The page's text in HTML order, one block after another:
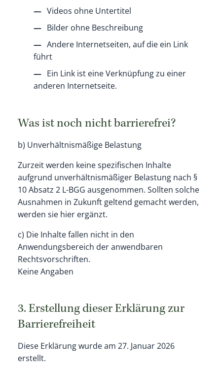
Videos ohne Untertitel
Bilder ohne Beschreibung
Andere Internetseiten, auf die ein Link
führt
Ein Link ist eine Verknüpfung zu einer
anderen Internetseite.
Was ist noch nicht barrierefrei?
b) Unverhältnismäßige Belastung
Zurzeit werden keine spezifischen Inhalte
aufgrund unverhältnismäßiger Belastung nach §
10 Absatz 2 L-BGG ausgenommen. Sollten solche
Ausnahmen in Zukunft geltend gemacht werden,
werden sie hier ergänzt.
c) Die Inhalte fallen nicht in den
Anwendungsbereich der anwendbaren
Rechtsvorschriften.
Keine Angaben
3. Erstellung dieser Erklärung zur
Barrierefreiheit
Diese Erklärung wurde am 27. Januar 2026
erstellt.